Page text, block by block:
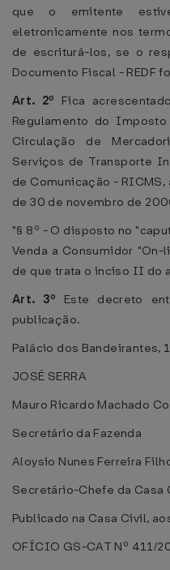
que o emitente
eletronicamente nos
de escriturá-los, se o
Documento Fiscal - REDF
Art. 2º Fica
Regulamento do
Circulação de
Serviços de Transporte
de Comunicação -
de 30 de novembro de
"§ 8º - O disposto no
Venda a Consumidor "On-
de que trata o inciso II do
Art. 3º Este decreto
publicação.
Palácio dos Bandeirantes,
JOSÉ SERRA
Mauro Ricardo Machado
Secretário da Fazenda
Aloysio Nunes Ferreira
Secretário-Chefe da Casa
Publicado na Casa Civil,
OFÍCIO GS-CAT Nº 411/